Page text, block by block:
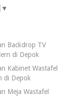
▼
Backdrop TV
di Depok
Kabinet Wastafel
di Depok
Meja Wastafel